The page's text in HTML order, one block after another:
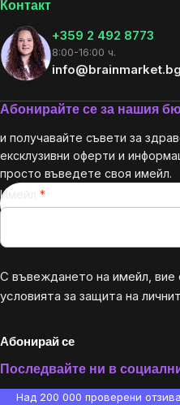
Контакт
+359 2 492 8773
8:00-16:00 ч.
info@brainmarket.bg
Абонирайте се за нашия
и получавайте съвети за
ексклузивни оферти и
просто въведете своя имейл.
Имейл
С въвеждането на имейл, вие
условията за защита на
Абонирай се
Последвайте ни в
Над 200 000 проверени отзива